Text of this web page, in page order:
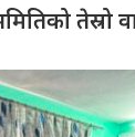
तेस्रो